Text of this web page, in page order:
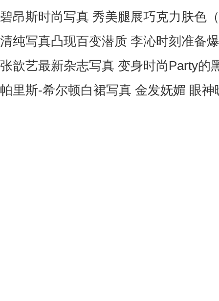
碧昂斯时尚写真 秀美腿展巧克力肤色
清纯写真凸现百变潜质 李沁时刻准备
张歆艺最新杂志写真 变身时尚Party的
帕里斯-希尔顿白裙写真 金发妩媚 眼神